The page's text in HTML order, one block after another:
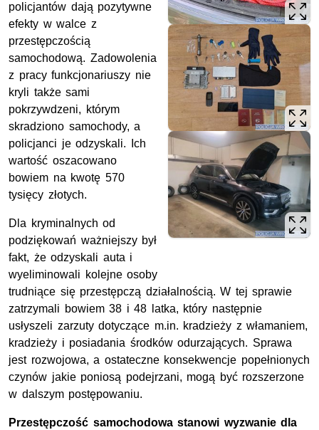
policjantów dają pozytywne
efekty w walce z
przestępczością
samochodową. Zadowolenia
z pracy funkcjonariuszy nie
kryli także sami
pokrzywdzeni, którym
skradziono samochody, a
policjanci je odzyskali. Ich
wartość oszacowano
bowiem na kwotę 570
tysięcy złotych.
Dla kryminalnych od
podziękowań ważniejszy był
fakt, że odzyskali auta i
wyeliminowali kolejne osoby
trudniące się przestępczą działalnością. W tej sprawie
zatrzymali bowiem 38 i 48 latka, który następnie
usłyszeli zarzuty dotyczące m.in. kradzieży z włamaniem,
kradzieży i posiadania środków odurzających. Sprawa
jest rozwojowa, a ostateczne konsekwencje popełnionych
czynów jakie poniosą podejrzani, mogą być rozszerzone
w dalszym postępowaniu.
Przestępczość samochodowa stanowi wyzwanie dla